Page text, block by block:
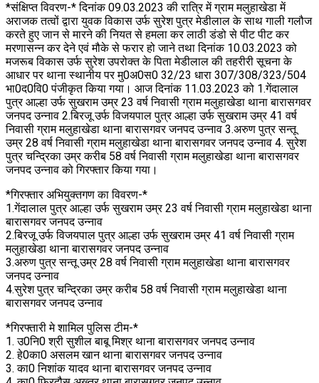
*संक्षिप्त विवरण-* दिनांक 09.03.2023 की रात्रि में ग्राम मलुहाखेडा में
अराजक तत्वों द्वारा युवक विकास उर्फ सुरेश पुत्र मेडीलाल के साथ गाली गलौज
करते हुए जान से मारने की नियत से हमला कर लाठी डंडो से पीट पीट कर
मरणासन्न कर देने एवं मौके से फरार हो जाने तथा दिनांक 10.03.2023 को
मजरूब विकास उर्फ सुरेश उपरोक्त के पिता मेडीलाल की तहरीरी सूचना के
आधार पर थाना स्थानीय पर मु0अ0स0 32/23 धारा 307/308/323/504
भा0द0वि0 पंजीकृत किया गया। आज दिनांक 11.03.2023 को 1.गेंदालाल
पुत्र आल्हा उर्फ सुखराम उम्र 23 वर्ष निवासी ग्राम मलुहाखेडा थाना बारासगवर
जनपद उन्नाव 2.बिरजू उर्फ विजयपाल पुत्र आल्हा उर्फ सुखराम उम्र 41 वर्ष
निवासी ग्राम मलुहाखेडा थाना बारासगवर जनपद उन्नाव 3.अरुण पुत्र सन्तू
उम्र 28 वर्ष निवासी ग्राम मलुहाखेडा थाना बारासगवर जनपद उन्नाव 4. सुरेश
पुत्र चन्द्रिका उम्र करीब 58 वर्ष निवासी ग्राम मलुहाखेडा थाना बारासगवर
जनपद उन्नाव को गिरफ्तार किया गया।
*गिरफ्तार अभियुक्तगण का विवरण-*
1.गेंदालाल पुत्र आल्हा उर्फ सुखराम उम्र 23 वर्ष निवासी ग्राम मलुहाखेडा थाना
बारासगवर जनपद उन्नाव
2.बिरजू उर्फ विजयपाल पुत्र आल्हा उर्फ सुखराम उम्र 41 वर्ष निवासी ग्राम
मलुहाखेडा थाना बारासगवर जनपद उन्नाव
3.अरुण पुत्र सन्तू उम्र 28 वर्ष निवासी ग्राम मलुहाखेडा थाना बारासगवर
जनपद उन्नाव
4.सुरेश पुत्र चन्द्रिका उम्र करीब 58 वर्ष निवासी ग्राम मलुहाखेडा थाना
बारासगवर जनपद उन्नाव
*गिरफ्तारी मे शामिल पुलिस टीम-*
1. उ0नि0 श्री सुशील बाबू मिश्र थाना बारासगवर जनपद उन्नाव
2. हे0का0 असलम खान थाना बारासगवर जनपद उन्नाव
3. का0 निशांक यादव थाना बारासगवर जनपद उन्नाव